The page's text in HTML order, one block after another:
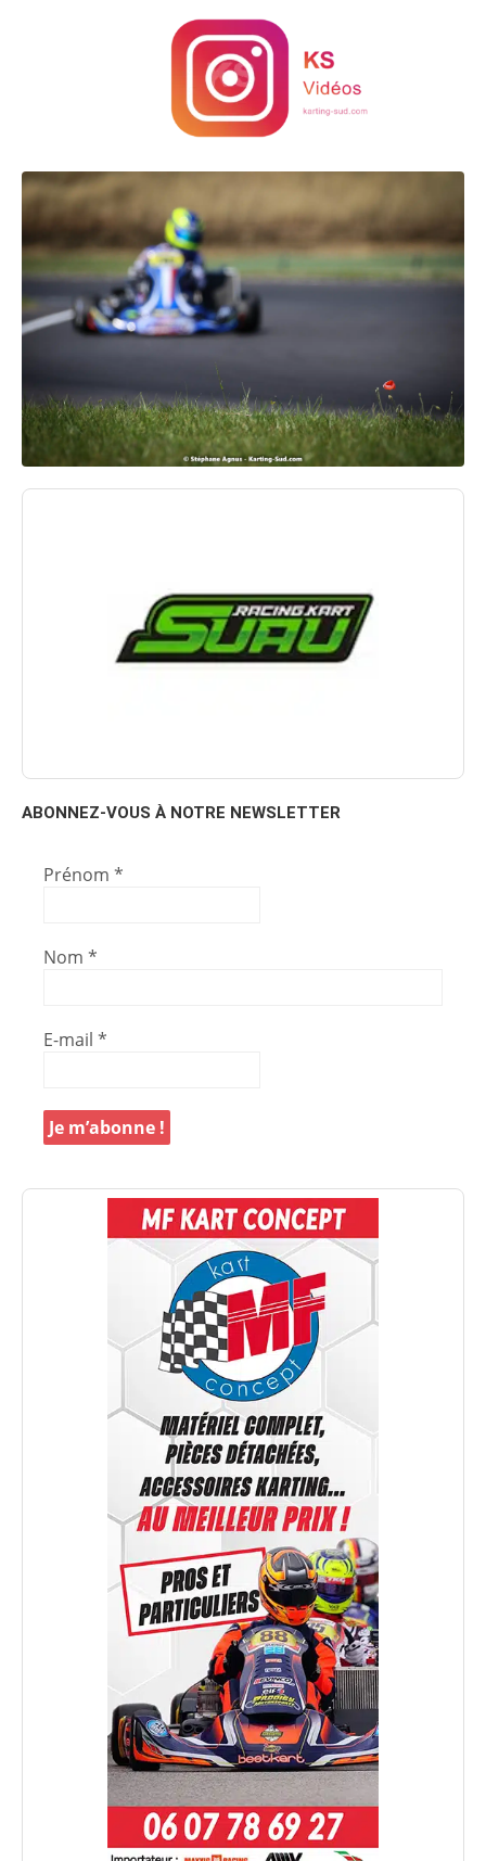
ABONNEZ-VOUS À NOTRE NEWSLETTER
Prénom *
Nom *
E-mail *